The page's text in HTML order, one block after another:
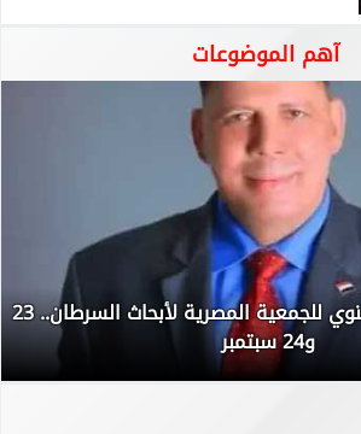
آهم الموضوعات
انطلاق المؤتمر السنوي للجمعية المصرية لأبحاث السرطان.. 23
و24 سبتمبر